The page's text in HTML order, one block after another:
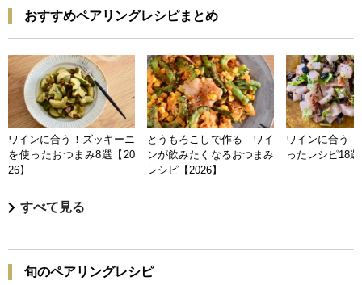
おすすめペアリングレシピまとめ
ワインに合う！ズッキーニ
を使ったおつまみ8選【20
26】
とうもろこしで作る ワイ
ンが飲みたくなるおつまみ
レシピ【2026】
ワインに合う
ったレシピ18
すべて見る
旬のペアリングレシピ